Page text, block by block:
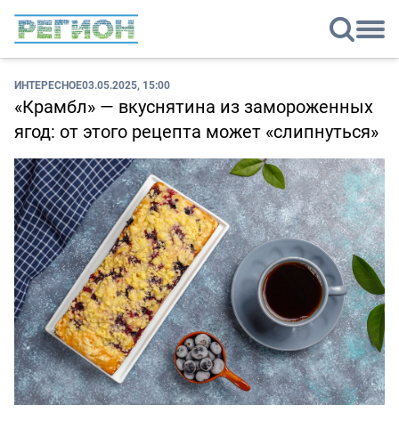
ИНТЕРЕСНОЕ03.05.2025, 15:00
«Крамбл» — вкуснятина из замороженных
ягод: от этого рецепта может «слипнуться»